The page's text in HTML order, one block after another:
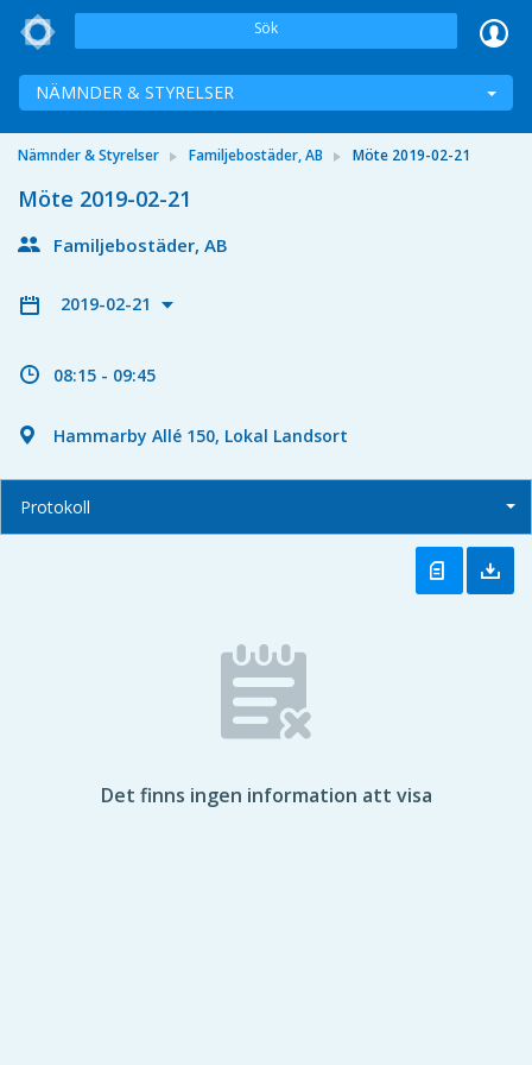
Sök
NÄMNDER & STYRELSER
Nämnder & Styrelser Familjebostäder, AB Möte 2019-02-21
Möte 2019-02-21
Familjebostäder, AB
2019-02-21
08:15 - 09:45
Hammarby Allé 150, Lokal Landsort
Protokoll
Det finns ingen information att visa